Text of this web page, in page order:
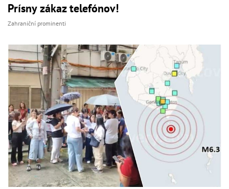
Prísny zákaz telefónov!
Zahraniční prominenti